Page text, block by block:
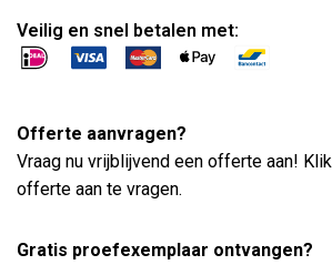
Veilig en snel betalen met:
Offerte aanvragen?
Vraag nu vrijblijvend een offerte aan! Klik
offerte aan te vragen.
Gratis proefexemplaar ontvangen?